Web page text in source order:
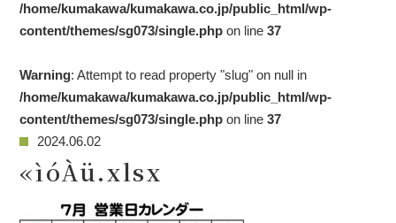
/home/kumakawa/kumakawa.co.jp/public_html/wp-
content/themes/sg073/single.php on line37
Warning: Attempt to read property "slug" on null in
/home/kumakawa/kumakawa.co.jp/public_html/wp-
content/themes/sg073/single.php on line37
2024.06.02
«ìóÀü.xlsx